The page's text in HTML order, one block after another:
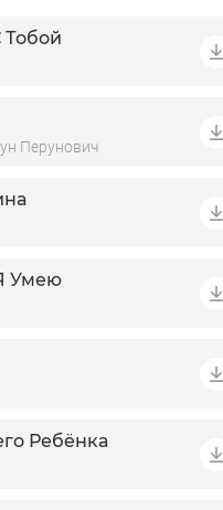
Тобой
Перунович
Умею
Ребёнка